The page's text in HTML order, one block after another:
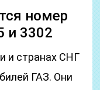
номер
и 3302
и странах СНГ
ГАЗ. Они